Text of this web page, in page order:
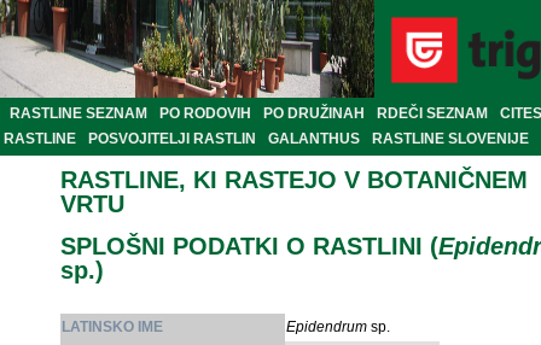
RASTLINE SEZNAM PO RODOVIH PO DRUŽINAH RDEČI SEZNAM
CITES
RASTLINE
POSVOJITELJI RASTLIN GALANTHUS RASTLINE SLOVENIJE
RASTLINE, KI RASTEJO V BOTANIČNEM
VRTU
SPLOŠNI PODATKI O RASTLINI (
sp.)
LATINSKO IME Epidendrum sp.